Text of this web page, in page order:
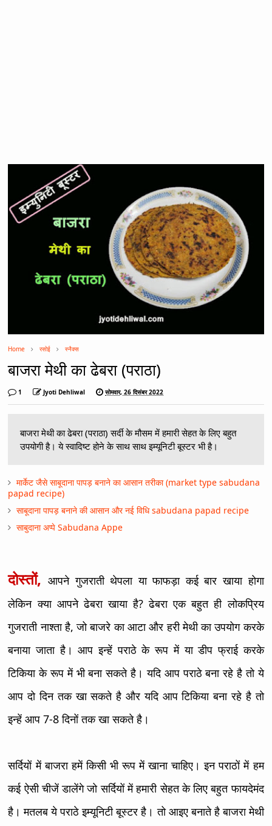
Home रसोई स्नैक्स
बाजरा मेथी का ढेबरा (पराठा)
1 Jyoti Dehliwal सोमवार, 26 दिसंबर 2022
बाजरा मेथी का ढेबरा (पराठा) सर्दी के मौसम में हमारी सेहत के लिए बहुत
उपयोगी है। ये स्वादिष्ट होने के साथ साथ इम्यूनिटी बूस्टर भी है।
मार्केट जैसे साबूदाना पापड़ बनाने का आसान तरीका (market type sabudana
papad recipe)
साबूदाना पापड़ बनाने की आसान और नई विधि sabudana papad recipe
साबुदाना अप्पे Sabudana Appe
दोस्तों,आपने गुजराती थेपला या फाफड़ा कई बार खाया होगा
लेकिन क्या आपने ढेबरा खाया है? ढेबरा एक बहुत ही लोकप्रिय
गुजराती नाश्ता है, जो बाजरे का आटा और हरी मेथी का उपयोग करके
बनाया जाता है। आप इन्हें पराठे के रूप में या डीप फ्राई करके
टिकिया के रूप में भी बना सकते है। यदि आप पराठे बना रहे है तो ये
आप दो दिन तक खा सकते है और यदि आप टिकिया बना रहे है तो
इन्हें आप 7-8 दिनों तक खा सकते है।
सर्दियों में बाजरा हमें किसी भी रूप में खाना चाहिए। इन पराठों में हम
कई ऐसी चीजें डालेंगे जो सर्दियों में हमारी सेहत के लिए बहुत फायदेमंद
है। मतलब ये पराठे इम्यूनिटी बूस्टर है। तो आइए बनाते है बाजरा मेथी